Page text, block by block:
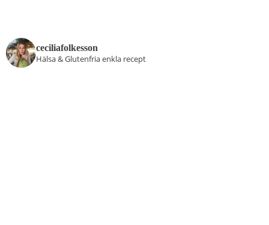
ceciliafolkesson
Hälsa & Glutenfria enkla recept